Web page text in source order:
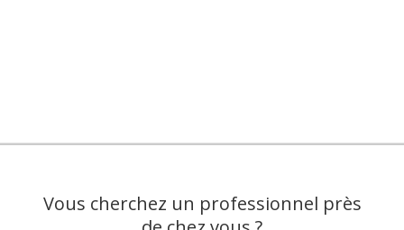
Vous cherchez un professionnel près